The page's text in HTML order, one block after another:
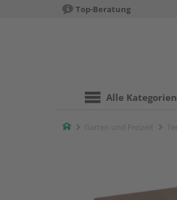
Top-Beratung
Alle Kategorien
Home